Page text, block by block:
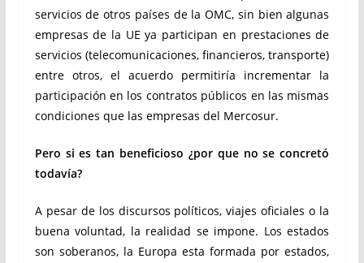
servicios de otros países de la OMC, sin bien algunas
empresas de la UE ya participan en prestaciones de
servicios (telecomunicaciones, financieros, transporte)
entre otros, el acuerdo permitiría incrementar la
participación en los contratos públicos en las mismas
condiciones que las empresas del Mercosur.
Pero si es tan beneficioso ¿por que no se concretó
todavía?
A pesar de los discursos políticos, viajes oficiales o la
buena voluntad, la realidad se impone. Los estados
son soberanos, la Europa esta formada por estados,